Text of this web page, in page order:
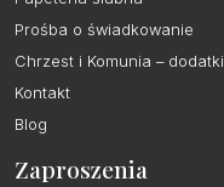
Prośba o świadkowanie
Chrzest i Komunia – dodatki
Kontakt
Blog
Zaproszenia